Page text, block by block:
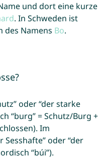
und dort eine kurze
. In Schweden ist
des Namens Bo.
oder “der starke
“burg” = Schutz/Burg +
Im
Sesshafte” oder “der
“búi”).